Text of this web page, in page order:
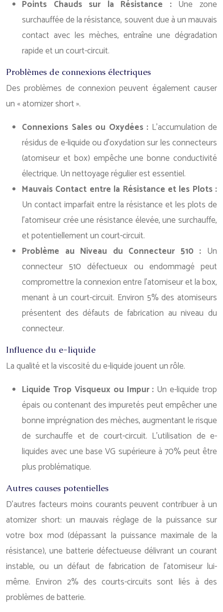
Points Chauds sur la Résistance : Une zone
surchauffée de la résistance, souvent due à un mauvais
contact avec les mèches, entraîne une dégradation
rapide et un court-circuit.
Problèmes de connexions électriques
Des problèmes de connexion peuvent également causer
un « atomizer short ».
Connexions Sales ou Oxydées : L’accumulation de
résidus de e-liquide ou d’oxydation sur les connecteurs
(atomiseur et box) empêche une bonne conductivité
électrique. Un nettoyage régulier est essentiel.
Mauvais Contact entre la Résistance et les Plots :
Un contact imparfait entre la résistance et les plots de
l’atomiseur crée une résistance élevée, une surchauffe,
et potentiellement un court-circuit.
Problème au Niveau du Connecteur 510 : Un
connecteur 510 défectueux ou endommagé peut
compromettre la connexion entre l’atomiseur et la box,
menant à un court-circuit. Environ 5% des atomiseurs
présentent des défauts de fabrication au niveau du
connecteur.
Influence du e-liquide
La qualité et la viscosité du e-liquide jouent un rôle.
Liquide Trop Visqueux ou Impur : Un e-liquide trop
épais ou contenant des impuretés peut empêcher une
bonne imprégnation des mèches, augmentant le risque
de surchauffe et de court-circuit. L’utilisation de e-
liquides avec une base VG supérieure à 70% peut être
plus problématique.
Autres causes potentielles
D’autres facteurs moins courants peuvent contribuer à un
atomizer short: un mauvais réglage de la puissance sur
votre box mod (dépassant la puissance maximale de la
résistance), une batterie défectueuse délivrant un courant
instable, ou un défaut de fabrication de l’atomiseur lui-
même. Environ 2% des courts-circuits sont liés à des
problèmes de batterie.